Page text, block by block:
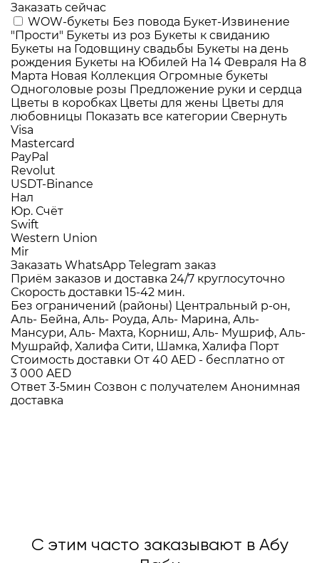
Заказать сейчас
WOW-букеты Без повода Букет-Извинение
"Прости" Букеты из роз Букеты к свиданию
Букеты на Годовщину свадьбы Букеты на день
рождения Букеты на Юбилей На 14 Февраля На 8
Марта Новая Коллекция Огромные букеты
Одноголовые розы Предложение руки и сердца
Цветы в коробках Цветы для жены Цветы для
любовницы Показать все категории Свернуть
Visa
Mastercard
PayPal
Revolut
USDT-Binance
Нал
Юр. Счёт
Swift
Western Union
Mir
Заказать WhatsApp Telegram заказ
Приём заказов и доставка 24/7 круглосуточно
Скорость доставки 15-42 мин.
Без ограничений (районы) Центральный р-он,
Аль- Бейна, Аль- Роуда, Аль- Марина, Аль-
Мансури, Аль- Махта, Корниш, Аль- Мушриф, Аль-
Мушрайф, Халифа Сити, Шамка, Халифа Порт
Стоимость доставки От 40 AED - бесплатно от
3 000 AED
Ответ 3-5мин Созвон с получателем Анонимная
доставка
С этим часто заказывают в Абу